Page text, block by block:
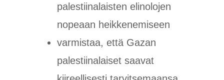
palestiinalaisten elinolojen
nopeaan heikkenemiseen
varmistaa, että Gazan
palestiinalaiset saavat